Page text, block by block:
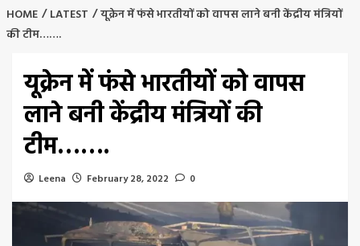
HOME LATEST
यूक्रेन में फंसे भारतीयों को वापस लाने बनी केंद्रीय मंत्रियों
की टीम…….
यूक्रेन में फंसे भारतीयों को वापस
लाने बनी केंद्रीय मंत्रियों की
टीम…….
Leena February 28, 2022 0